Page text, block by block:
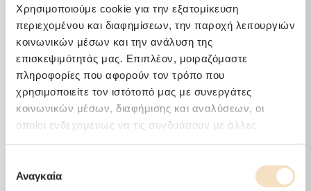
Χρησιμοποιούμε cookie για την εξατομίκευση
περιεχομένου και διαφημίσεων, την παροχή λειτουργιών
κοινωνικών μέσων και την ανάλυση της
επισκεψιμότητάς μας. Επιπλέον, μοιραζόμαστε
πληροφορίες που αφορούν τον τρόπο που
χρησιμοποιείτε τον ιστότοπό μας με συνεργάτες
κοινωνικών μέσων, διαφήμισης και αναλύσεων, οι
οποίοι ενδεχομένως να τις συνδυάσουν με άλλες
των υπηρεσιών τους.
συγκατάθεσης
Αναγκαία